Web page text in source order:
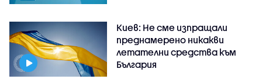
Киев: Не сме изпращали
преднамерено никакви
летателни средства към
България